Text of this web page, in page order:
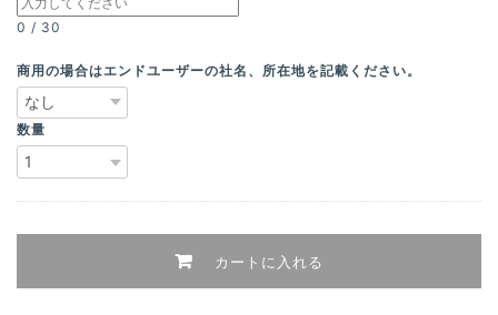
0 / 30
商用の場合はエンドユーザーの社名、所在地を記載ください。
数量
カートに入れる